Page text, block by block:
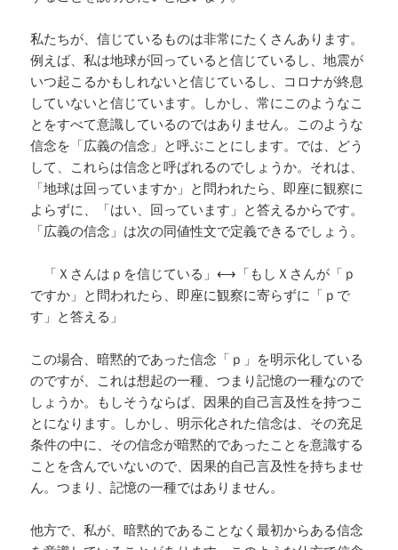
私たちが、信じているものは非常にたくさんあります。
例えば、私は地球が回っていると信じているし、地震が
いつ起こるかもしれないと信じているし、コロナが終息
していないと信じています。しかし、常にこのようなこ
とをすべて意識しているのではありません。このような
信念を「広義の信念」と呼ぶことにします。では、どう
して、これらは信念と呼ばれるのでしょうか。それは、
「地球は回っていますか」と問われたら、即座に観察に
よらずに、「はい、回っています」と答えるからです。
「広義の信念」は次の同値性文で定義できるでしょう。
「Ｘさんはｐを信じている」⟷「もしＸさんが「ｐ
ですか」と問われたら、即座に観察に寄らずに「ｐで
す」と答える」
この場合、暗黙的であった信念「ｐ」を明示化している
のですが、これは想起の一種、つまり記憶の一種なので
しょうか。もしそうならば、因果的自己言及性を持つこ
とになります。しかし、明示化された信念は、その充足
条件の中に、その信念が暗黙的であったことを意識する
ことを含んでいないので、因果的自己言及性を持ちませ
ん。つまり、記憶の一種ではありません。
他方で、私が、暗黙的であることなく最初からある信念